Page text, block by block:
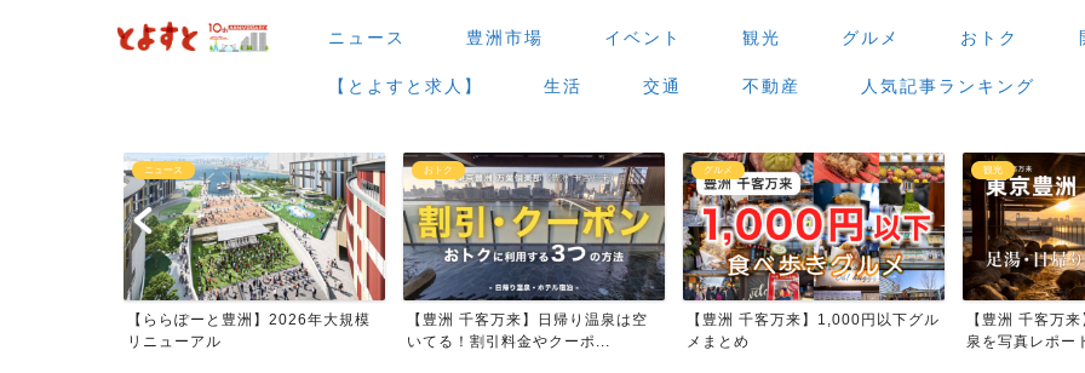
ニュース 豊洲市場 イベント 観光 グルメ おトク
【とよすと求人】 生活 交通 不動産 人気記事ランキング
おトク
【豊洲 千客万来】日帰り温泉は空
いてる！割引料金やクーポ...
グルメ
【豊洲 千客万来】1,000円以下グル
メまとめ
観光
【豊洲 千客万来】足湯・日帰り温
泉を写真レポート
グルメ
【豊洲 千客万
場」で食べ歩き